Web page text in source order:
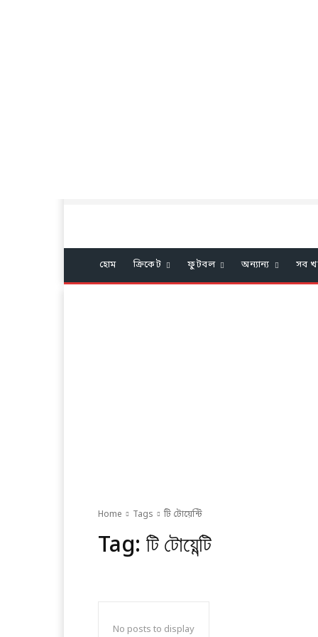
হোম ক্রিকেট ফুটবল অন্যান্য সব
Home Tags টি টোয়েন্টি
Tag: টি টোয়েন্টি
No posts to display